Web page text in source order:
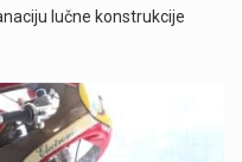
lučne konstrukcije